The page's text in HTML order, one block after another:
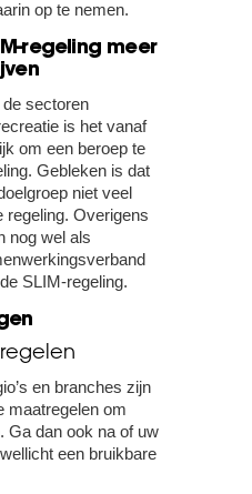
op te nemen.
regeling meer
sectoren
is het vanaf
om een beroep te
Gebleken is dat
niet veel
regeling. Overigens
nog wel als
SLIM-regeling.
en branches zijn
maatregelen om
Ga dan ook na of uw
een bruikbare